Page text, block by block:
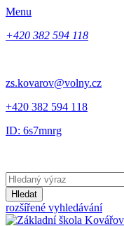
Menu
+420 382 594 118
zs.kovarov@volny.cz
+420 382 594 118
ID: 6s7mnrg
Hledat
rozšířené vyhledávání